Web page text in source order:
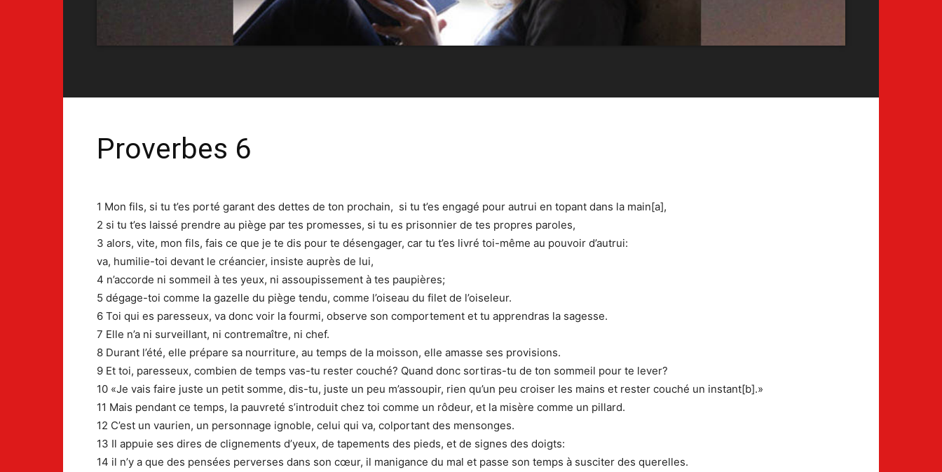
Proverbes 6
1 Mon fils, si tu t’es porté garant des dettes de ton prochain, si tu t’es engagé pour autrui en topant dans la main[a],
2 si tu t’es laissé prendre au piège par tes promesses, si tu es prisonnier de tes propres paroles,
3 alors, vite, mon fils, fais ce que je te dis pour te désengager, car tu t’es livré toi-même au pouvoir d’autrui:
va, humilie-toi devant le créancier, insiste auprès de lui,
4 n’accorde ni sommeil à tes yeux, ni assoupissement à tes paupières;
5 dégage-toi comme la gazelle du piège tendu, comme l’oiseau du filet de l’oiseleur.
6 Toi qui es paresseux, va donc voir la fourmi, observe son comportement et tu apprendras la sagesse.
7 Elle n’a ni surveillant, ni contremaître, ni chef.
8 Durant l’été, elle prépare sa nourriture, au temps de la moisson, elle amasse ses provisions.
9 Et toi, paresseux, combien de temps vas-tu rester couché? Quand donc sortiras-tu de ton sommeil pour te lever?
10 «Je vais faire juste un petit somme, dis-tu, juste un peu m’assoupir, rien qu’un peu croiser les mains et rester couché un instant[b].»
11 Mais pendant ce temps, la pauvreté s’introduit chez toi comme un rôdeur, et la misère comme un pillard.
12 C’est un vaurien, un personnage ignoble, celui qui va, colportant des mensonges.
13 Il appuie ses dires de clignements d’yeux, de tapements des pieds, et de signes des doigts:
14 il n’y a que des pensées perverses dans son cœur, il manigance du mal et passe son temps à susciter des querelles.